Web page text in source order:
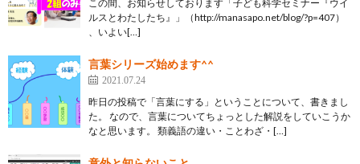
この間、お知らせしております「子ども科学セミナー『ウイ
ルスとわたしたち』」（http://manasapo.net/blog/?p=407）
、いよい[…]
言葉シリーズ始めます^^
2021.07.24
昨日の投稿で「言葉にする」ということについて、書きまし
た。 なので、言葉についてちょっとした解説をしていこうか
なと思います。 類義語の違い・ことわざ・[…]